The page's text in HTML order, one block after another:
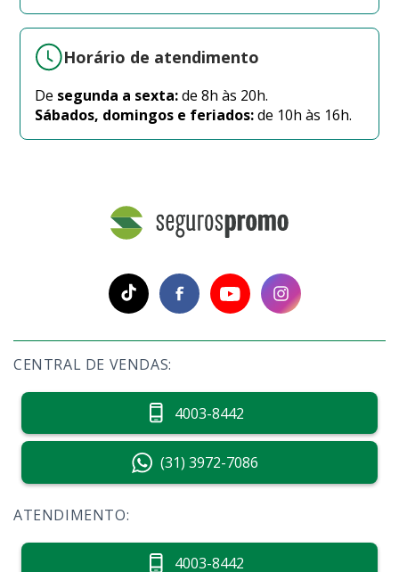
Horário de atendimento
De segunda a sexta:de 8h às 20h.
Sábados, domingos e feriados:de 10h às 16h.
CENTRAL DE VENDAS:
4003-8442
(31) 3972-7086
ATENDIMENTO:
4003-8442